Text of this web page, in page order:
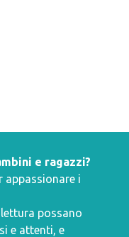
e ragazzi?
appassionare i
possano
e attenti, e